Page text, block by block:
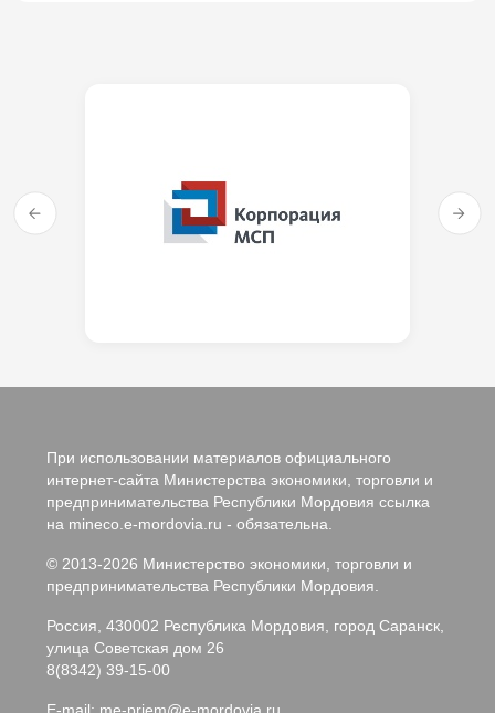
При использовании материалов официального
интернет-сайта Министерства экономики, торговли и
предпринимательства Республики Мордовия ссылка
на mineco.e-mordovia.ru - обязательна.
© 2013-2026 Министерство экономики, торговли и
предпринимательства Республики Мордовия.
Россия, 430002 Республика Мордовия, город Саранск,
улица Советская дом 26
8(8342) 39-15-00